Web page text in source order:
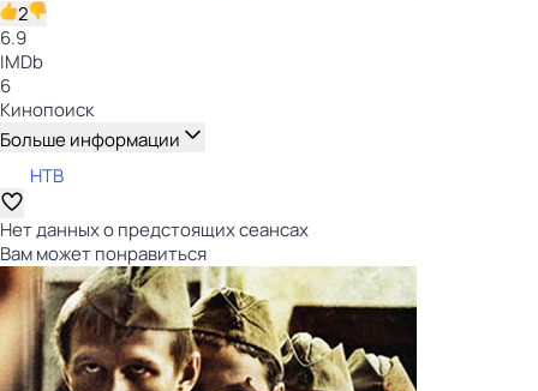
2
6.9
IMDb
6
Кинопоиск
Больше информации
НТВ
Нет данных о предстоящих сеансах
Вам может понравиться